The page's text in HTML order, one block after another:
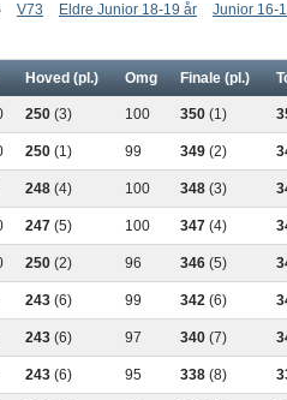
V73 Eldre Junior 18-19 år Junior 16-
Hoved (pl.) Omg Finale (pl.)
250 (3) 100 350 (1)
250 (1) 99 349 (2)
248 (4) 100 348 (3)
247 (5) 100 347 (4)
250 (2) 96 346 (5)
243 (6) 99 342 (6)
243 (6) 97 340 (7)
243 (6) 95 338 (8)